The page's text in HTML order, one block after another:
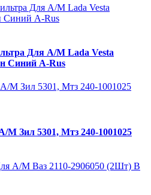
Для А/М Lada Vesta
Синий A-Rus
Зил 5301, Мтз 240-1001025